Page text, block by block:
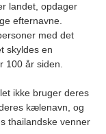
landet, opdager
efternavne.
med det
skyldes en
100 år siden.
ikke bruger deres
kælenavn, og
thailandske venner